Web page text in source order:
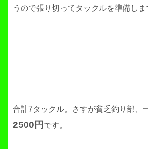
うので張り切ってタックルを準備しま
合計7タックル。さすが貧乏釣り部、
2500円 です。